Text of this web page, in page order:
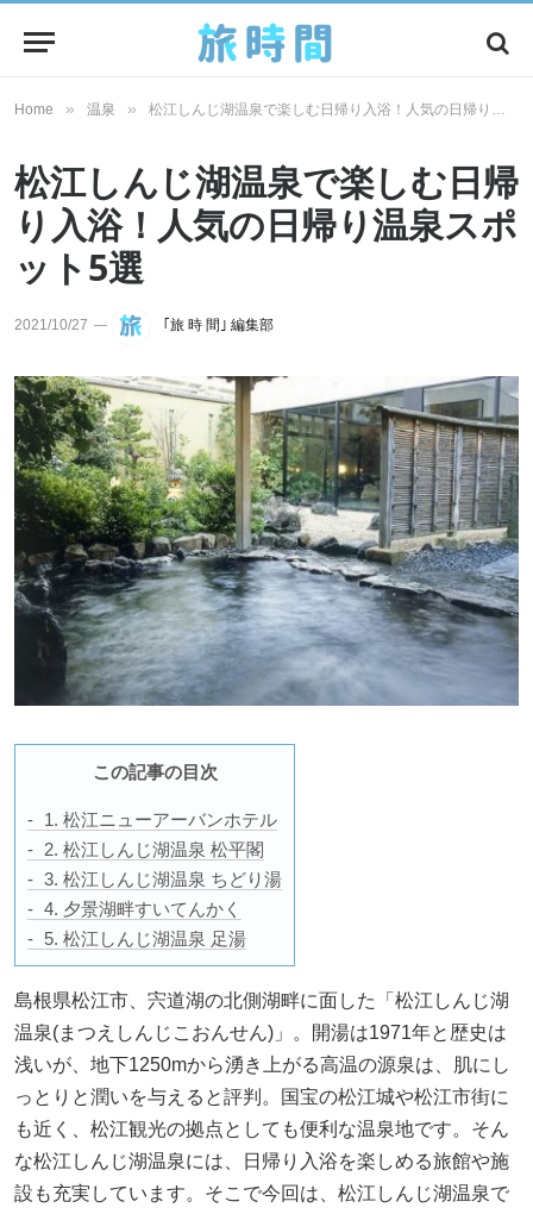
Home » 温泉 » 松江しんじ湖温泉で楽しむ日帰り入浴！人気の日帰り温泉スポット5選
松江しんじ湖温泉で楽しむ日帰
り入浴！人気の日帰り温泉スポ
ット5選
2021/10/27 ｢旅 時 間｣ 編集部
この記事の目次
1. 松江ニューアーバンホテル
2. 松江しんじ湖温泉 松平閣
3. 松江しんじ湖温泉 ちどり湯
4. 夕景湖畔すいてんかく
5. 松江しんじ湖温泉 足湯
島根県松江市、宍道湖の北側湖畔に面した「松江しんじ湖
温泉(まつえしんじこおんせん)」。開湯は1971年と歴史は
浅いが、地下1250mから湧き上がる高温の源泉は、肌にし
っとりと潤いを与えると評判。国宝の松江城や松江市街に
も近く、松江観光の拠点としても便利な温泉地です。そん
な松江しんじ湖温泉には、日帰り入浴を楽しめる旅館や施
設も充実しています。そこで今回は、松江しんじ湖温泉で